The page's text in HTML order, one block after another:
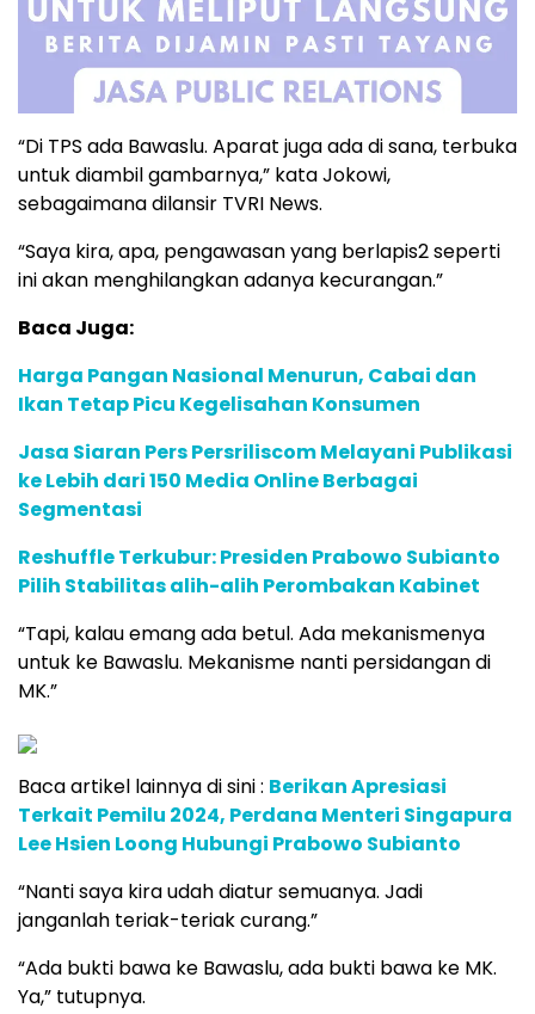
“Di TPS ada Bawaslu. Aparat juga ada di sana, terbuka
untuk diambil gambarnya,” kata Jokowi,
sebagaimana dilansir TVRI News.
“Saya kira, apa, pengawasan yang berlapis2 seperti
ini akan menghilangkan adanya kecurangan.”
Baca Juga:
Harga Pangan Nasional Menurun, Cabai dan
Ikan Tetap Picu Kegelisahan Konsumen
Jasa Siaran Pers Persriliscom Melayani Publikasi
ke Lebih dari 150 Media Online Berbagai
Segmentasi
Reshuffle Terkubur: Presiden Prabowo Subianto
Pilih Stabilitas alih-alih Perombakan Kabinet
“Tapi, kalau emang ada betul. Ada mekanismenya
untuk ke Bawaslu. Mekanisme nanti persidangan di
MK.”
Baca artikel lainnya di sini : Berikan Apresiasi
Terkait Pemilu 2024, Perdana Menteri Singapura
Lee Hsien Loong Hubungi Prabowo Subianto
“Nanti saya kira udah diatur semuanya. Jadi
janganlah teriak-teriak curang.”
“Ada bukti bawa ke Bawaslu, ada bukti bawa ke MK.
Ya,” tutupnya.